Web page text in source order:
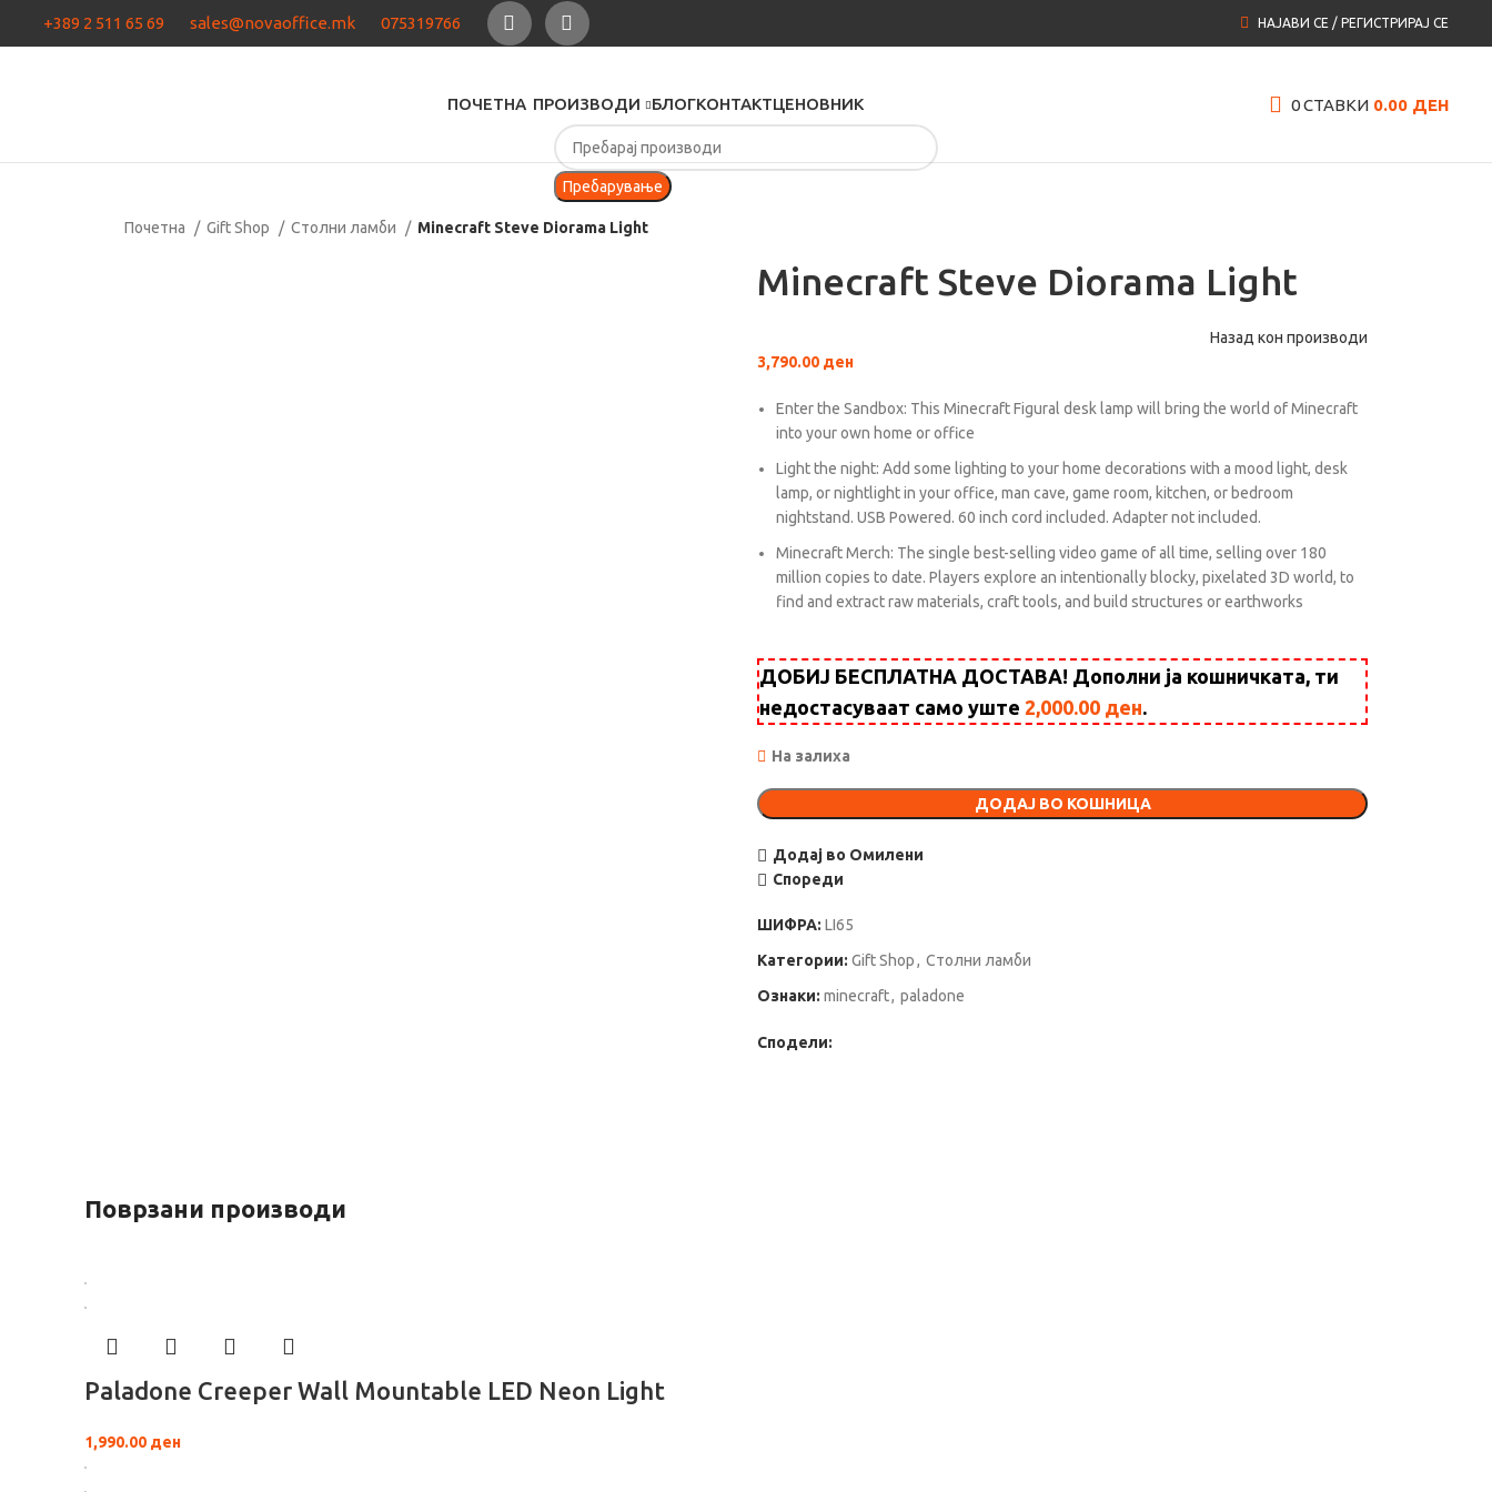
+389 2 511 65 69 sales@novaoffice.mk 075319766 НАЈАВИ СЕ / РЕГИСТРИРАЈ СЕ
ПОЧЕТНА ПРОИЗВОДИ БЛОГКОНТАКТЦЕНОВНИК 0СТАВКИ 0.00 ДЕН
Пребарување
Почетна Gift Shop Столни ламби Minecraft Steve Diorama Light
Minecraft Steve Diorama Light
Назад кон производи
3,790.00 ден
Enter the Sandbox: This Minecraft Figural desk lamp will bring the world of Minecraft
into your own home or office
Light the night: Add some lighting to your home decorations with a mood light, desk
lamp, or nightlight in your office, man cave, game room, kitchen, or bedroom
nightstand. USB Powered. 60 inch cord included. Adapter not included.
Minecraft Merch: The single best-selling video game of all time, selling over 180
million copies to date. Players explore an intentionally blocky, pixelated 3D world, to
find and extract raw materials, craft tools, and build structures or earthworks
ДОБИЈ БЕСПЛАТНА ДОСТАВА! Дополни ја кошничката, ти
недостасуваат само уште 2,000.00 ден.
На залиха
ДОДАЈ ВО КОШНИЦА
Додај во Омилени
Спореди
ШИФРА: LI65
Категории: Gift Shop, Столни ламби
Ознаки: minecraft, paladone
Сподели:
Поврзани производи
Paladone Creeper Wall Mountable LED Neon Light
1,990.00 ден